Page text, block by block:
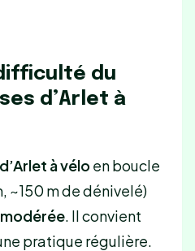
du
d’Arlet à
à vélo en boucle
~150 m de dénivelé)
. Il convient
pratique régulière.